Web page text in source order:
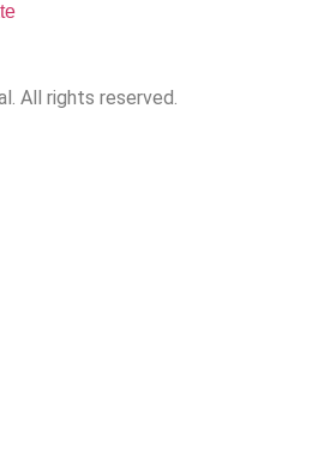
All rights reserved.